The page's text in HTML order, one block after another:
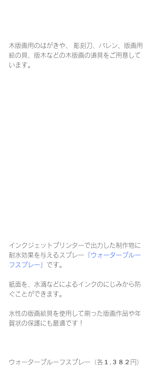
木版画用のはがきや、 彫刻刀、バレン、版画用
絵の具、版木などの木版画の道具をご用意して
います。
インクジェットプリンターで出力した制作物に
耐水効果を与えるスプレー 「ウォータープルー
フスプレー」 です。
紙面を、水滴などによるインクのにじみから防
ぐことができます。
水性の版画絵具を使用して刷った版画作品や年
賀状の保護にも最適です！
ウォータープルーフスプレー（各１,３８２円）